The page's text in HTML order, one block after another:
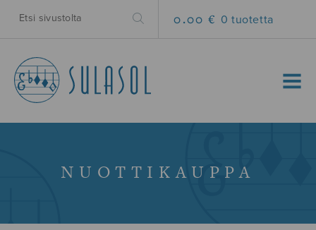
0.00 € 0 tuotetta
MENU
NUOTTIKAUPPA